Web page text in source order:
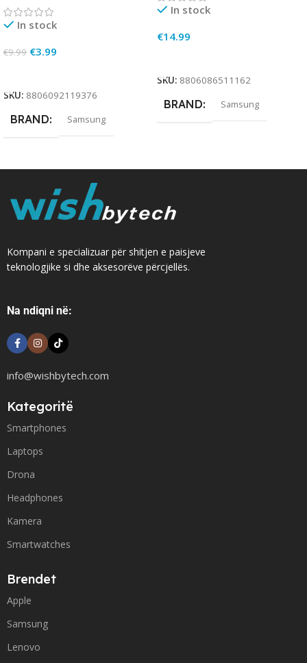
In stock
€9.99 €3.99
SKU: 8806092119376
BRAND Samsung
In stock
€14.99
SKU: 8806086511162
BRAND Samsung
Kompani e specializuar për shitjen e paisjeve
teknologjike si dhe aksesorëve përcjellës.
Na ndiqni në:
info@wishbytech.com
Kategoritë
Smartphones
Laptops
Drona
Headphones
Kamera
Smartwatches
Brendet
Apple
Samsung
Lenovo